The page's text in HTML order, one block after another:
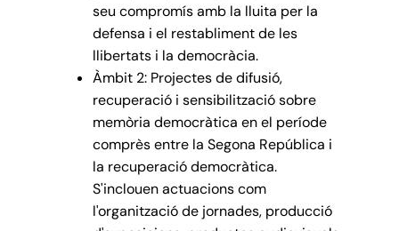
seu compromís amb la lluita per la
defensa i el restabliment de les
llibertats i la democràcia.
Àmbit 2: Projectes de difusió,
recuperació i sensibilització sobre
memòria democràtica en el període
comprès entre la Segona República i
la recuperació democràtica.
S'inclouen actuacions com
l'organització de jornades, producció